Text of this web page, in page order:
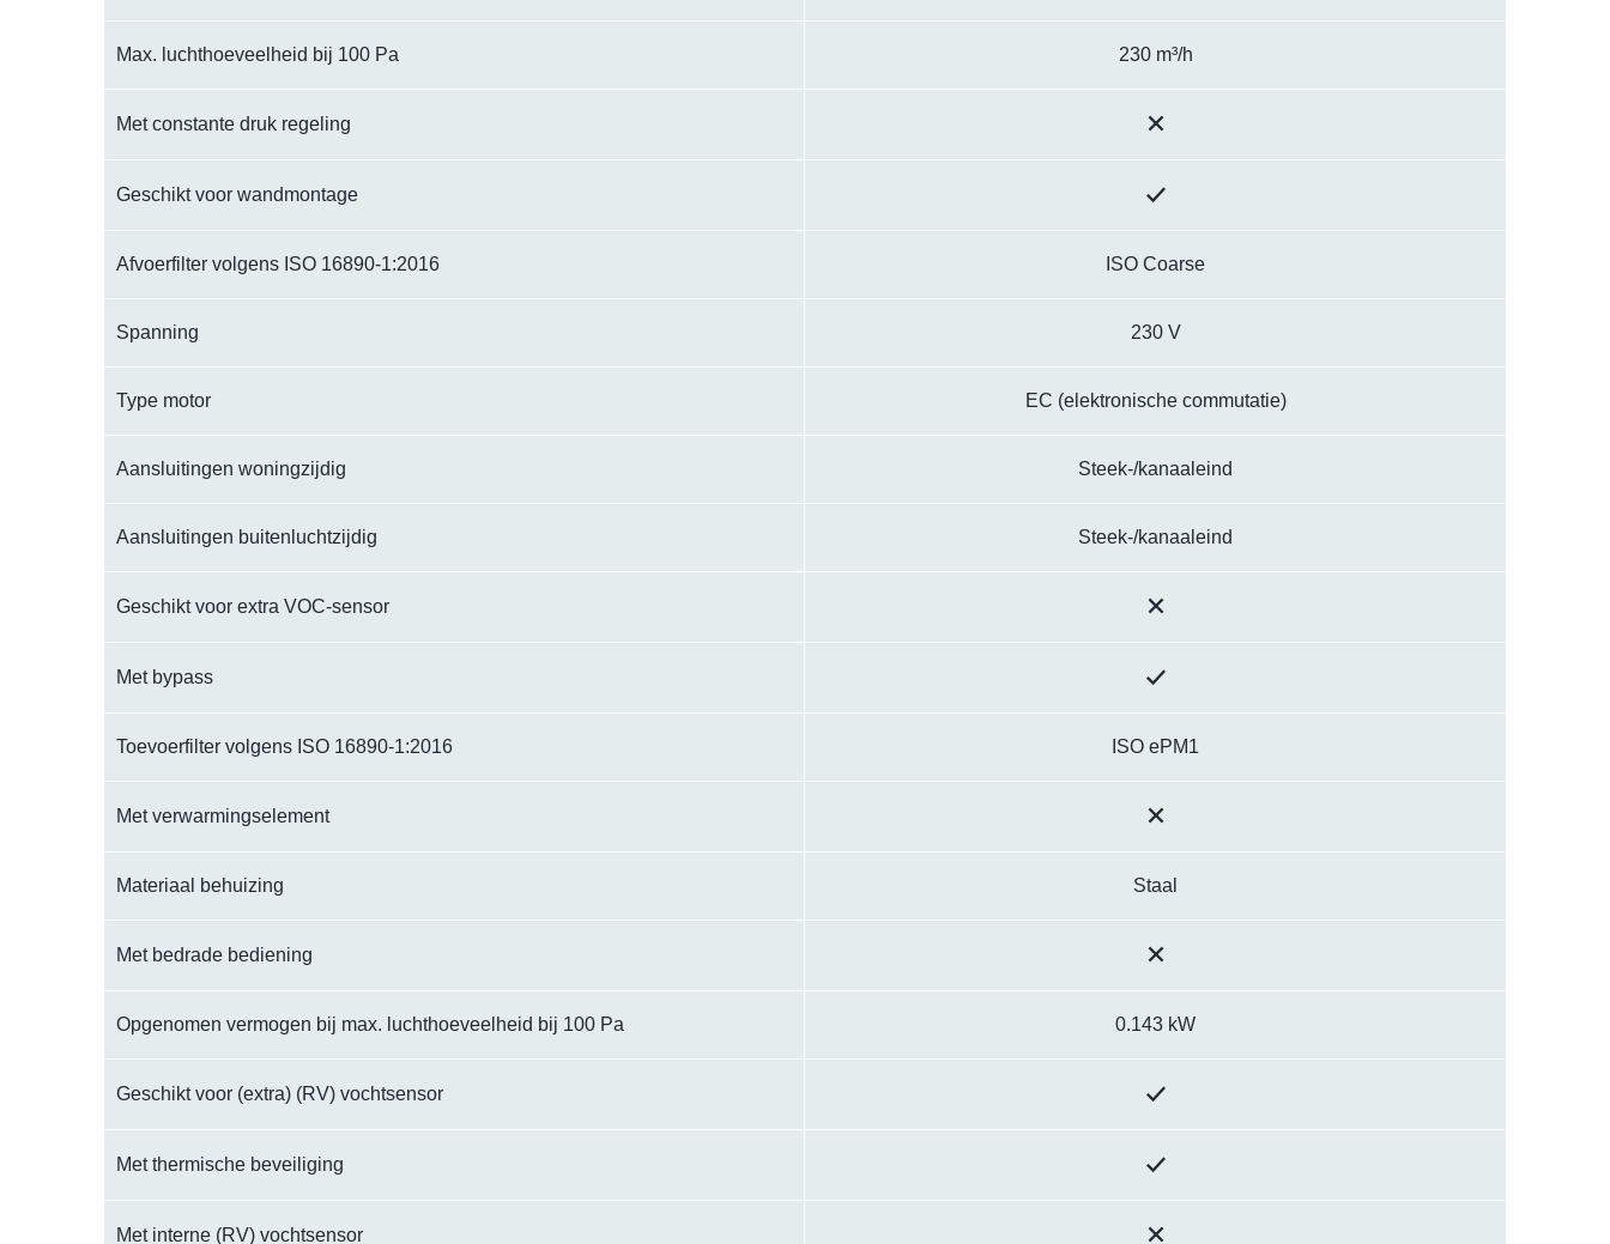
Max. luchthoeveelheid bij 100 Pa 230 m³/h
Met constante druk regeling
Geschikt voor wandmontage
Afvoerfilter volgens ISO 16890-1:2016 ISO Coarse
Spanning 230 V
Type motor EC (elektronische commutatie)
Aansluitingen woningzijdig Steek-/kanaaleind
Aansluitingen buitenluchtzijdig Steek-/kanaaleind
Geschikt voor extra VOC-sensor
Met bypass
Toevoerfilter volgens ISO 16890-1:2016 ISO ePM1
Met verwarmingselement
Materiaal behuizing Staal
Met bedrade bediening
Opgenomen vermogen bij max. luchthoeveelheid bij 100 Pa 0.143 kW
Geschikt voor (extra) (RV) vochtsensor
Met thermische beveiliging
Met interne (RV) vochtsensor